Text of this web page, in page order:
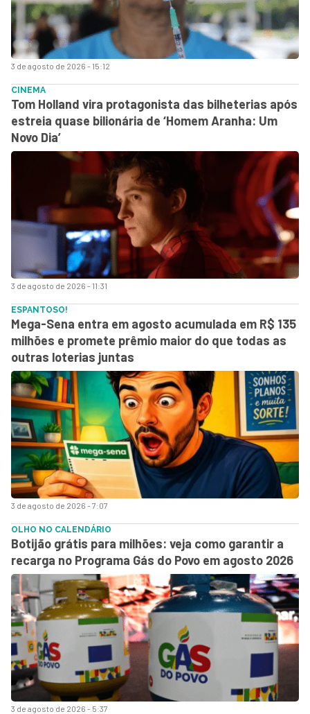
3 de agosto de 2026 - 15:12
3 de agosto de 2026 - 11:31
CINEMA
Tom Holland vira protagonista das bilheterias após
estreia quase bilionária de ‘Homem Aranha: Um
Novo Dia’
3 de agosto de 2026 - 7:07
ESPANTOSO!
Mega-Sena entra em agosto acumulada em R$ 135
milhões e promete prêmio maior do que todas as
outras loterias juntas
3 de agosto de 2026 - 5:37
OLHO NO CALENDÁRIO
Botijão grátis para milhões: veja como garantir a
recarga no Programa Gás do Povo em agosto 2026